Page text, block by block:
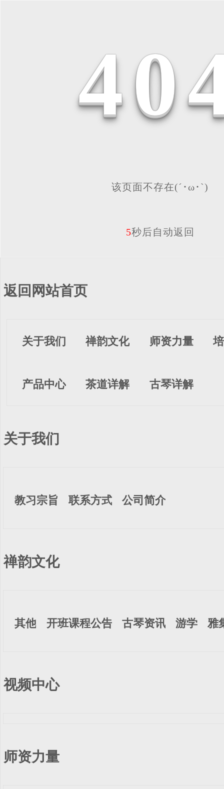
40
该页面不存在(´･ω･`)
5秒后自动返回
返回网站首页
关于我们 禅韵文化 师资力量
产品中心 茶道详解 古琴详解
关于我们
教习宗旨 联系方式 公司简介
禅韵文化
其他 开班课程公告 古琴资讯 游学 雅
视频中心
师资力量